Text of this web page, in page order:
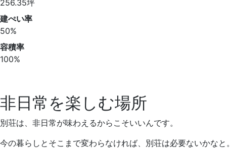
256.35坪
建ぺい率
50%
容積率
100%
非日常を楽しむ場所
別荘は、非日常が味わえるからこそいいんです。
今の暮らしとそこまで変わらなければ、別荘は必要ないかなと。